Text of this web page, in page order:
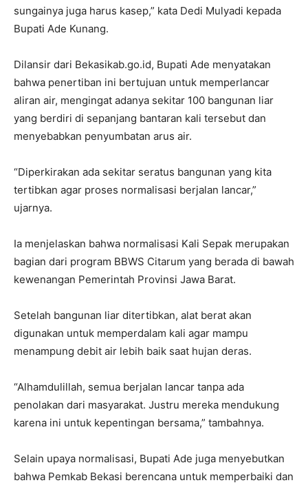
sungainya juga harus kasep,” kata Dedi Mulyadi kepada
Bupati Ade Kunang.
Dilansir dari Bekasikab.go.id, Bupati Ade menyatakan
bahwa penertiban ini bertujuan untuk memperlancar
aliran air, mengingat adanya sekitar 100 bangunan liar
yang berdiri di sepanjang bantaran kali tersebut dan
menyebabkan penyumbatan arus air.
“Diperkirakan ada sekitar seratus bangunan yang kita
tertibkan agar proses normalisasi berjalan lancar,”
ujarnya.
Ia menjelaskan bahwa normalisasi Kali Sepak merupakan
bagian dari program BBWS Citarum yang berada di bawah
kewenangan Pemerintah Provinsi Jawa Barat.
Setelah bangunan liar ditertibkan, alat berat akan
digunakan untuk memperdalam kali agar mampu
menampung debit air lebih baik saat hujan deras.
“Alhamdulillah, semua berjalan lancar tanpa ada
penolakan dari masyarakat. Justru mereka mendukung
karena ini untuk kepentingan bersama,” tambahnya.
Selain upaya normalisasi, Bupati Ade juga menyebutkan
bahwa Pemkab Bekasi berencana untuk memperbaiki dan